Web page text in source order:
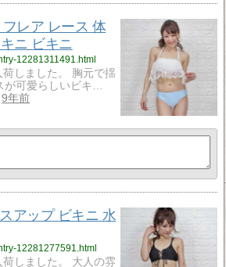
レア レース 体
ニ ビキニ
12281311491.html
しました。 胸元で揺
が可愛らしいビキ…
9年前
アップ ビキニ 水
12281277591.html
ました。 大人の雰